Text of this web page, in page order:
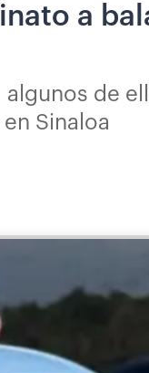
a
algunos de
Sinaloa